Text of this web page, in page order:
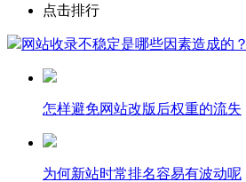
点击排行
网站收录不稳定是哪些因素造成的？
怎样避免网站改版后权重的流失
为何新站时常排名容易有波动呢